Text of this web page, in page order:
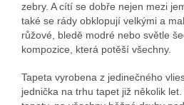
zebry. A cítí se dobře nejen mezi
také se rády obklopují velkými a
růžové, bledě modré nebo světle
kompozice, která potěší všechny.
Tapeta vyrobena z jedinečného
jednička na trhu tapet již několik